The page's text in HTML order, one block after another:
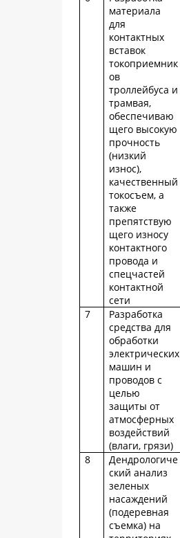
материала
для
контактных
вставок
токоприемник
ов
троллейбуса и
трамвая,
обеспечиваю
щего высокую
прочность
(низкий
износ),
качественный
токосъем, а
также
препятствую
щего износу
контактного
провода и
спецчастей
контактной
сети
7
Разработка
средства для
обработки
электрических
машин и
проводов с
целью
защиты от
атмосферных
воздействий
(влаги, грязи)
8
Дендрологиче
ский анализ
зеленых
насаждений
(подеревная
съемка) на